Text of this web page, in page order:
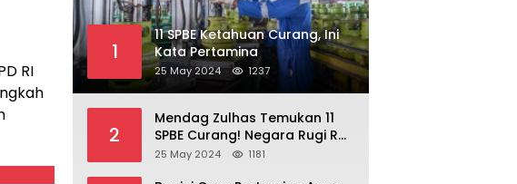
RI
1
11 SPBE Ketahuan Curang, Ini
Kata Pertamina
25 May 2024 1237
2
Mendag Zulhas Temukan 11
SPBE Curang! Negara Rugi Rp
18,7 Miliar/ Tahun
25 May 2024 1181